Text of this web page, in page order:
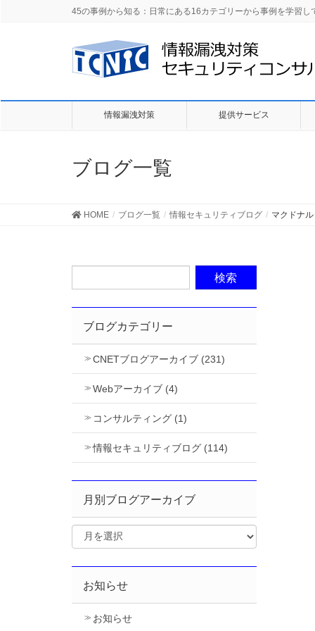
45の事例から知る：日常にある16カテゴリーから事例を学習
情報漏洩対策 提供サービス
ブログ一覧
HOME ブログ一覧 情報セキュリティブログ マクドナ
ブログカテゴリー
CNETブログアーカイブ (231)
Webアーカイブ (4)
コンサルティング (1)
情報セキュリティブログ (114)
月別ブログアーカイブ
お知らせ
お知らせ